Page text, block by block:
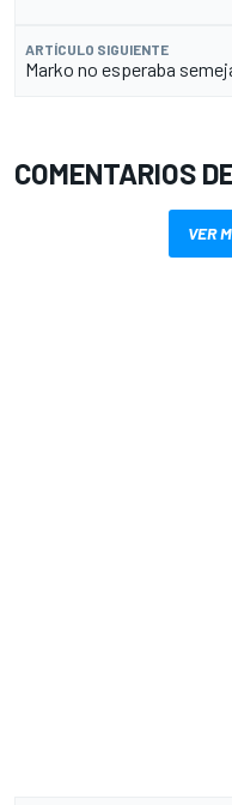
ARTÍCULO SIGUIENTE
Marko no esperaba
COMENTARIOS
VER